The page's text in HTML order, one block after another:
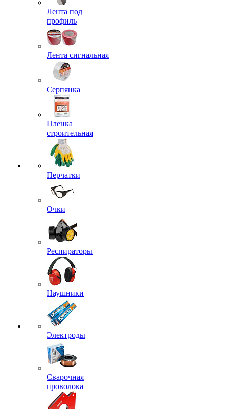
Лента под
профиль
Лента сигнальная
Серпянка
Пленка
строительная
Перчатки
Очки
Респираторы
Наушники
Электроды
Сварочная
проволока